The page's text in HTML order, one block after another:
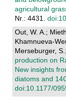
agricultural
Nr.: 4431.
Out, W. A.;
Khamnueva-
Merseburger,
production on
New insights
diatoms and
doi:10.1177/